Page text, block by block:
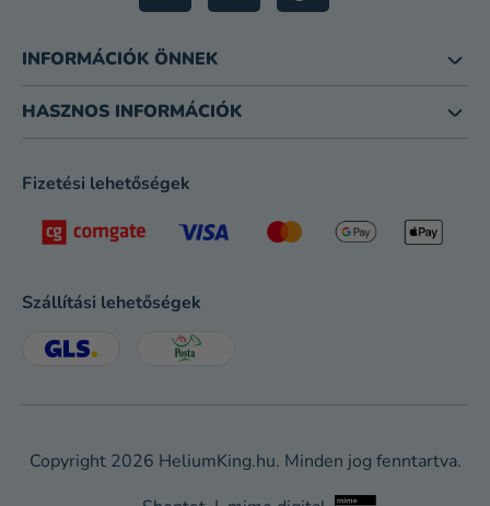
INFORMÁCIÓK ÖNNEK
HASZNOS INFORMÁCIÓK
Fizetési lehetőségek
Szállítási lehetőségek
Copyright 2026 HeliumKing.hu. Minden jog fenntartva.